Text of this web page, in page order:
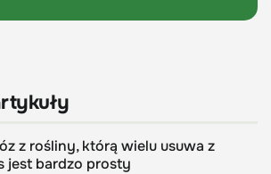
z rośliny, którą wielu usuwa z
jest bardzo prosty